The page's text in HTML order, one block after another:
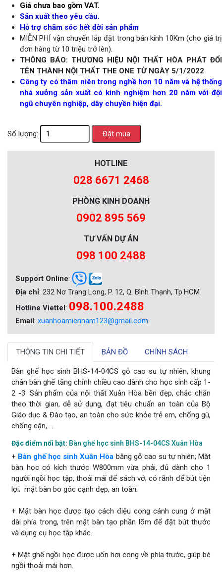
Giá chưa bao gồm VAT.
Sản xuất theo yêu cầu.
Hỗ trợ chăm sóc hết đời sản phẩm
MIỄN PHÍ vận chuyển lắp đặt trong bán kính 10Km (cho giá trị
đơn hàng từ 10 triệu trở lên).
THÔNG BÁO: THƯƠNG HIỆU NỘI THẤT HÒA PHÁT ĐỔI
TÊN THÀNH NỘI THẤT THE ONE TỪ NGÀY 5/1/2022
Công ty có thâm niên trong nghề hơn 10 năm và hệ thống
nhà xưởng sản xuất có kinh nghiệm hơn 20 năm với đội
ngũ chuyên nghiệp, dây chuyền hiện đại.
Số lượng:
HOTLINE
028 6671 2468
PHÒNG KINH DOANH
0902 895 569
TƯ VẤN DỰ ÁN
098 100 2488
Support Online:
Địa chỉ: 232 Nơ Trang Long, P. 12, Q. Bình Thạnh, Tp.HCM
Hotline Viettel: 098.100.2488
Email: xuanhoamiennam123@gmail.com
THÔNG TIN CHI TIẾT BẢN ĐỒ CHÍNH SÁCH
Bàn ghế học sinh BHS-14-04CS gỗ cao su tự nhiên, khung
chân bàn ghế tăng chỉnh chiều cao dành cho học sinh cấp 1-
2 -3. Sản phẩm của nội thất Xuân Hòa bền đẹp, chắc chắn
theo thời gian, dễ sử dụng, đạt tiêu chuẩn an toàn của Bộ
Giáo dục & Đào tạo, an toàn cho sức khỏe trẻ em, chống gù,
chống cận,....
Đặc điểm nổi bật: Bàn ghế học sinh BHS-14-04CS Xuân Hòa
+ Bàn ghế học sinh Xuân Hòa bằng gỗ cao su tự nhiên; Mặt
bàn học có kích thước W800mm vừa phải, đủ dành cho 1
người ngồi học tập, thoải mái để sách vở; có rãnh để bút tiện
lợi; mặt bàn bo góc cạnh đẹp, an toàn;
+ Mặt bàn học được tạo cách điệu cong cánh cung ở mặt
dài phía trong, trên mặt bàn tạo phần lõm để đặt bút thước
và dụng cụ học tập khác.
+ Mặt ghế ngồi học được uốn hơi cong về phía trước, giúp bé
ngồi thoải mái hơn.